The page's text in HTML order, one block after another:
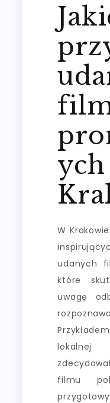
ych
W
udanych
które
uwagę
lokalnej
filmu